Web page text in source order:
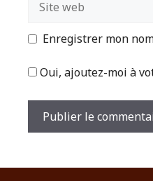
web
Enregistrer mon
Oui, ajoutez-moi à